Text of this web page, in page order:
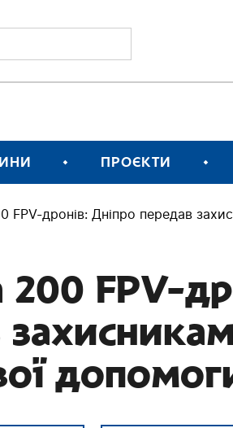
ПРОЄКТИ
FPV-дронів: Дніпро передав
200 FPV-